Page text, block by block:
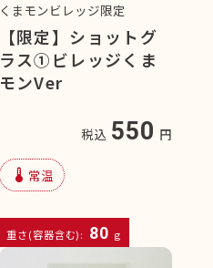
くまモンビレッジ限定
【限定】ショットグ
ラス①ビレッジくま
モンVer
税込 550 円
device_thermostat 常温
重さ(容器含む): 80 g